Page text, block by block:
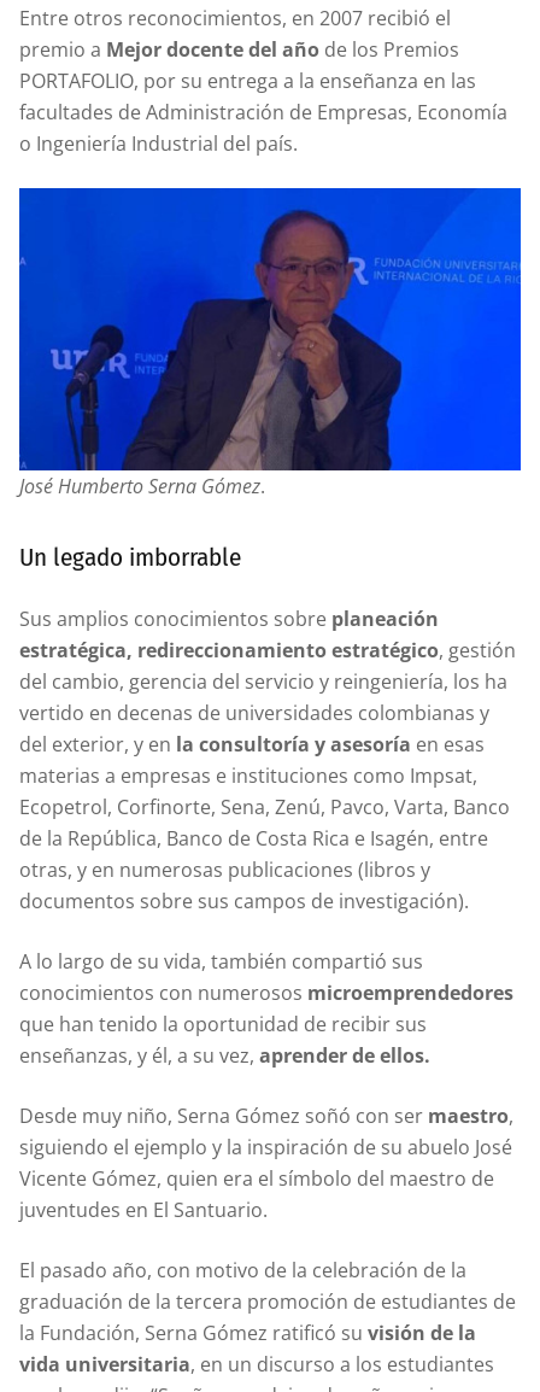
Entre otros reconocimientos, en 2007 recibió el
premio a Mejor docente del año de los Premios
PORTAFOLIO, por su entrega a la enseñanza en las
facultades de Administración de Empresas, Economía
o Ingeniería Industrial del país.
José Humberto Serna Gómez.
Un legado imborrable
Sus amplios conocimientos sobre planeación
estratégica, redireccionamiento estratégico, gestión
del cambio, gerencia del servicio y reingeniería, los ha
vertido en decenas de universidades colombianas y
del exterior, y en la consultoría y asesoría en esas
materias a empresas e instituciones como Impsat,
Ecopetrol, Corfinorte, Sena, Zenú, Pavco, Varta, Banco
de la República, Banco de Costa Rica e Isagén, entre
otras, y en numerosas publicaciones (libros y
documentos sobre sus campos de investigación).
A lo largo de su vida, también compartió sus
conocimientos con numerosos microemprendedores
que han tenido la oportunidad de recibir sus
enseñanzas, y él, a su vez, aprender de ellos.
Desde muy niño, Serna Gómez soñó con ser maestro,
siguiendo el ejemplo y la inspiración de su abuelo José
Vicente Gómez, quien era el símbolo del maestro de
juventudes en El Santuario.
El pasado año, con motivo de la celebración de la
graduación de la tercera promoción de estudiantes de
la Fundación, Serna Gómez ratificó su visión de la
vida universitaria, en un discurso a los estudiantes